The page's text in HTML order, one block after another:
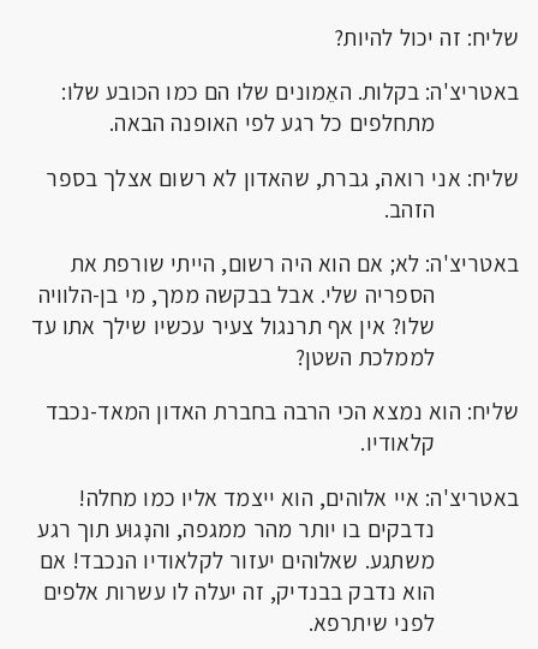
שליח: זה יכול להיות?
באטריצ'ה: בקלות. האֵמונים שלו הם כמו הכובע שלו:
מתחלפים כל רגע לפי האופנה הבאה.
שליח: אני רואה, גברת, שהאדון לא רשום אצלך בספר
הזהב.
באטריצ'ה: לא; אם הוא היה רשום, הייתי שורפת את
הספריה שלי. אבל בבקשה ממך, מי בן-הלוויה
שלו? אין אף תרנגול צעיר עכשיו שילך אתו עד
לממלכת השטן?
שליח: הוא נמצא הכי הרבה בחברת האדון המאד-נכבד
קלאודיו.
באטריצ'ה: איי אלוהים, הוא ייצמד אליו כמו מחלה!
נדבקים בו יותר מהר ממגפה, והנָגוּע תוך רגע
משתגע. שאלוהים יעזור לקלאודיו הנכבד! אם
הוא נדבק בבנדיק, זה יעלה לו עשרות אלפים
לפני שיתרפא.